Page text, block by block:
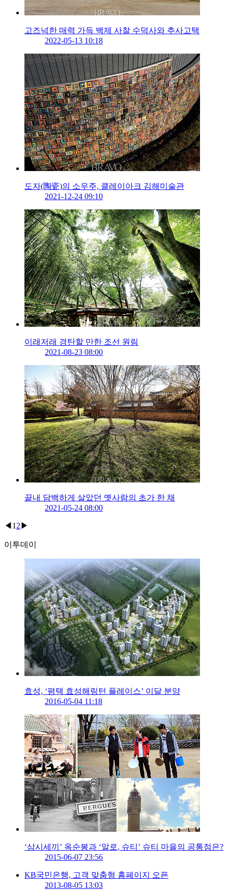
고즈넉한 매력 가득 백제 사찰 수덕사와 추사고택
2022-05-13 10:18
도자(陶瓷)의 소우주, 클레이아크 김해미술관
2021-12-24 09:10
이래저래 경탄할 만한 조선 원림
2021-08-23 08:00
끝내 담백하게 살았던 옛사람의 초가 한 채
2021-05-24 08:00
◀ 1 2 ▶
이투데이
효성, ‘평택 효성해링턴 플레이스’ 이달 분양
2016-05-04 11:18
‘삼시세끼’ 옥순봉과 ‘알로, 슈티’ 슈티 마을의 공통점은?
2015-06-07 23:56
KB국민은행, 고객 맞춤형 홈페이지 오픈
2013-08-05 13:03